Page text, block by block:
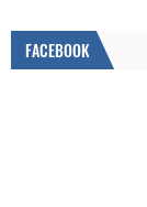
FACEBOOK